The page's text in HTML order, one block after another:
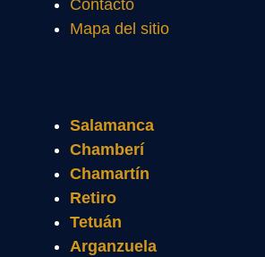
Contacto
Mapa del sitio
Salamanca
Chamberí
Chamartín
Retiro
Tetuán
Arganzuela